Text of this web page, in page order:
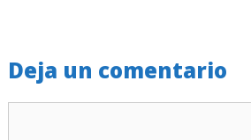
Deja un comentario